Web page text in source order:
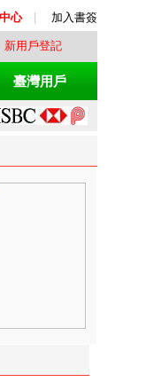
心 加入書簽
新用戶登記
臺灣用戶